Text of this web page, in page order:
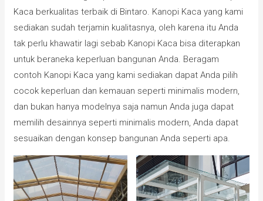
Kaca berkualitas terbaik di Bintaro. Kanopi Kaca yang kami
sediakan sudah terjamin kualitasnya, oleh karena itu Anda
tak perlu khawatir lagi sebab Kanopi Kaca bisa diterapkan
untuk beraneka keperluan bangunan Anda. Beragam
contoh Kanopi Kaca yang kami sediakan dapat Anda pilih
cocok keperluan dan kemauan seperti minimalis modern,
dan bukan hanya modelnya saja namun Anda juga dapat
memilih desainnya seperti minimalis modern, Anda dapat
sesuaikan dengan konsep bangunan Anda seperti apa.